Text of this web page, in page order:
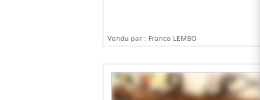
Vendu par : Franco LEMBO